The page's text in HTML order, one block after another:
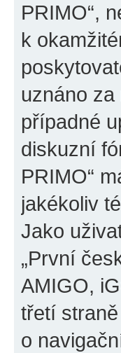
PRIMO“,
k
uznáno
případné
diskuzní
PRIMO“
jakékoliv
Jako
„První
AMIGO,
třetí
o